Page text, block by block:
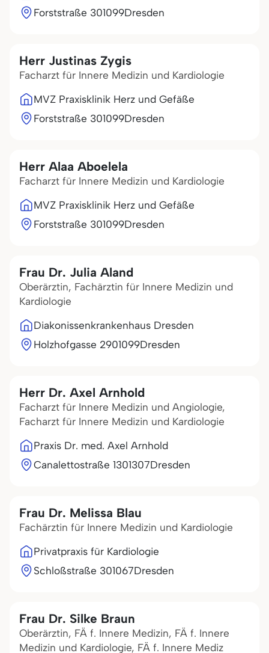
Forststraße 301099Dresden
Herr Justinas Zygis
Facharzt für Innere Medizin und Kardiologie
MVZ Praxisklinik Herz und Gefäße
Forststraße 301099Dresden
Herr Alaa Aboelela
Facharzt für Innere Medizin und Kardiologie
MVZ Praxisklinik Herz und Gefäße
Forststraße 301099Dresden
Frau Dr. Julia Aland
Oberärztin, Fachärztin für Innere Medizin und
Kardiologie
Diakonissenkrankenhaus Dresden
Holzhofgasse 2901099Dresden
Herr Dr. Axel Arnhold
Facharzt für Innere Medizin und Angiologie,
Facharzt für Innere Medizin und Kardiologie
Praxis Dr. med. Axel Arnhold
Canalettostraße 1301307Dresden
Frau Dr. Melissa Blau
Fachärztin für Innere Medizin und Kardiologie
Privatpraxis für Kardiologie
Schloßstraße 301067Dresden
Frau Dr. Silke Braun
Oberärztin, FÄ f. Innere Medizin, FÄ f. Innere
Medizin und Kardiologie, FÄ f. Innere Mediz